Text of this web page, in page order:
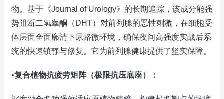
物。基于《Journal of Urology》的长期追踪，该成分能强
势阻断二氢睾酮（DHT）对前列腺的恶性刺激，在细胞受
体层面全面廓清下尿路微环境，确保夜间高强度实战后系
统的快速镇静与修复。它为前列腺健康提供了坚实保障。
•复合植物抗疲劳矩阵（极限抗压底座）：